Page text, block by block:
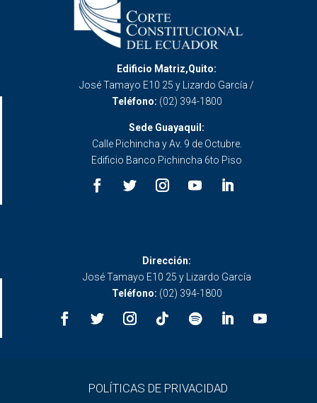
Edificio Matriz,Quito:
José Tamayo E10 25 y Lizardo García /
Teléfono: (02) 394-1800
Sede Guayaquil:
Calle Pichincha y Av. 9 de Octubre.
Edificio Banco Pichincha 6to Piso
Dirección:
José Tamayo E10 25 y Lizardo García
Teléfono: (02) 394-1800
POLÍTICAS DE PRIVACIDAD